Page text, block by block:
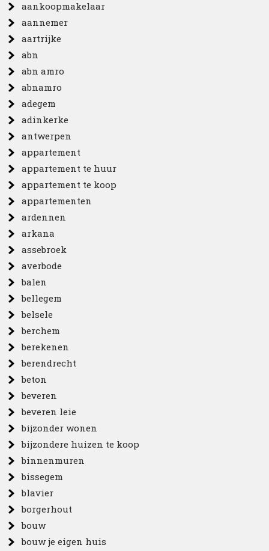
aankoopmakelaar
aannemer
aartrijke
abn
abn amro
abnamro
adegem
adinkerke
antwerpen
appartement
appartement te huur
appartement te koop
appartementen
ardennen
arkana
assebroek
averbode
balen
bellegem
belsele
berchem
berekenen
berendrecht
beton
beveren
beveren leie
bijzonder wonen
bijzondere huizen te koop
binnenmuren
bissegem
blavier
borgerhout
bouw
bouw je eigen huis